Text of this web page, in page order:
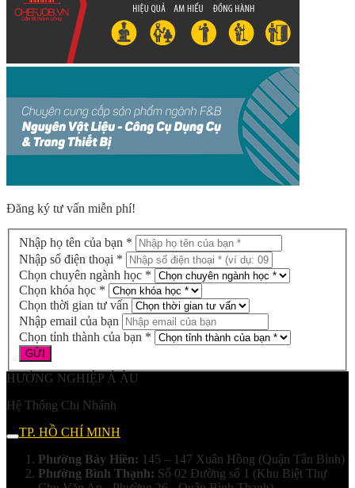
Đăng ký tư vấn miễn phí!
Nhập họ tên của bạn *
Nhập số điện thoại *
Chọn chuyên ngành học *
Chọn khóa học *
Chọn thời gian tư vấn
Nhập email của bạn
Chọn tỉnh thành của bạn *
HƯỚNG NGHIỆP Á ÂU
Hệ Thống Chi Nhánh
TP. HỒ CHÍ MINH
Phường Bảy Hiền: 145 – 147 Xuân Hồng (Quận Tân Bình)
Phường Bình Thạnh: Số 02 Đường số 1 (Khu Biệt Thự